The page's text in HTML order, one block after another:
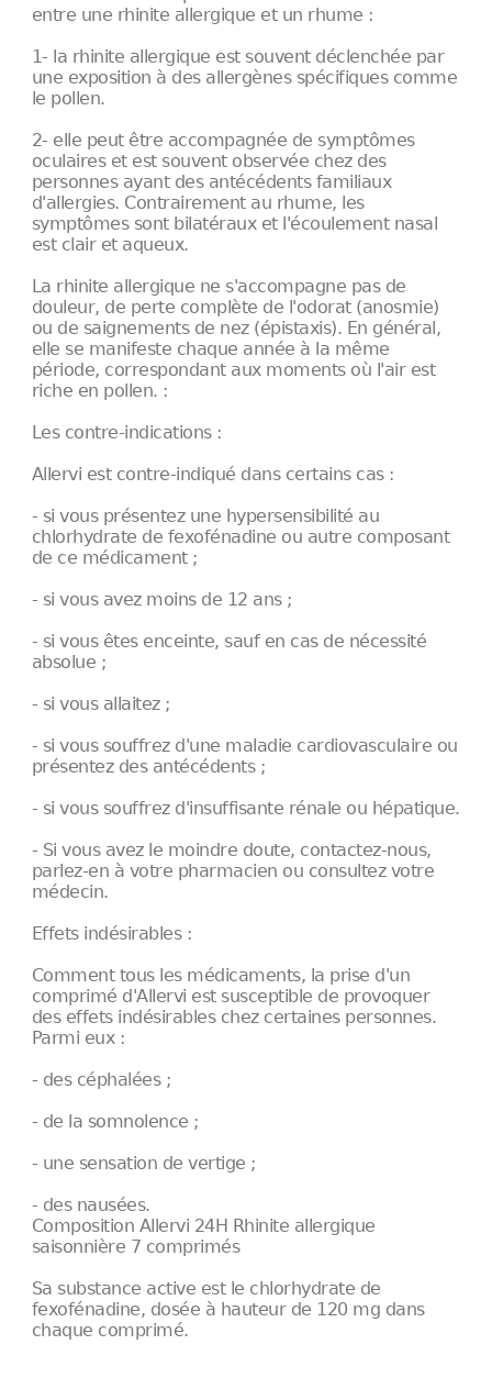
entre une rhinite allergique et un rhume :
1- la rhinite allergique est souvent déclenchée par
une exposition à des allergènes spécifiques comme
le pollen.
2- elle peut être accompagnée de symptômes
oculaires et est souvent observée chez des
personnes ayant des antécédents familiaux
d'allergies. Contrairement au rhume, les
symptômes sont bilatéraux et l'écoulement nasal
est clair et aqueux.
La rhinite allergique ne s'accompagne pas de
douleur, de perte complète de l'odorat (anosmie)
ou de saignements de nez (épistaxis). En général,
elle se manifeste chaque année à la même
période, correspondant aux moments où l'air est
riche en pollen. : ​
Les contre-indications :
Allervi est contre-indiqué dans certains cas :
- si vous présentez une hypersensibilité au
chlorhydrate de fexofénadine ou autre composant
de ce médicament ;
- si vous avez moins de 12 ans ;
- si vous êtes enceinte, sauf en cas de nécessité
absolue ;
- si vous allaitez ;
- si vous souffrez d'une maladie cardiovasculaire ou
présentez des antécédents ;
- si vous souffrez d'insuffisante rénale ou hépatique.
- Si vous avez le moindre doute, contactez-nous,
parlez-en à votre pharmacien ou consultez votre
médecin.
Effets indésirables :
Comment tous les médicaments, la prise d'un
comprimé d'Allervi est susceptible de provoquer
des effets indésirables chez certaines personnes.
Parmi eux :
- des céphalées ;
- de la somnolence ;
- une sensation de vertige ;
- des nausées.
Composition Allervi 24H Rhinite allergique
saisonnière 7 comprimés
Sa substance active est le chlorhydrate de
fexofénadine, dosée à hauteur de 120 mg dans
chaque comprimé.